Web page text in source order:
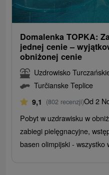
Domalenka TOPKA:
jednej cenie –
obniżonej cenie
Uzdrowisko
Turčianske Teplice
9,1 (802 recenzji)Od 2
Pobyt w uzdrawisku w
zabiegi pielęgnacyjne,
basen olimpijski - wszystko